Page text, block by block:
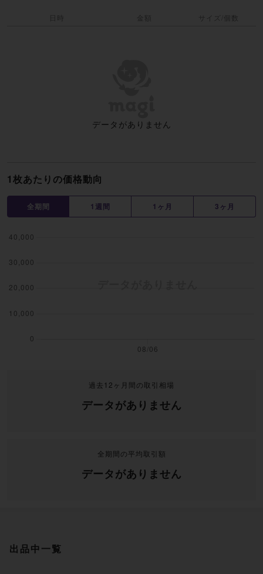
1枚あたりの価格動向
全期間 1週間 1ヶ月 3ヶ月
過去12ヶ月間の取引相場
データがありません
全期間の平均取引額
データがありません
日時 金額 サイズ/個数
データがありません
出品中一覧